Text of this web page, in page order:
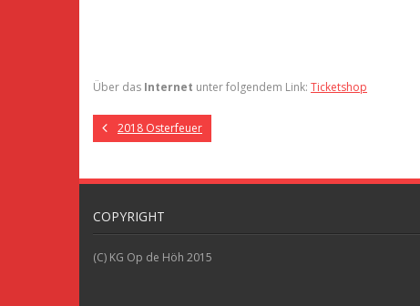
Über das Internet unter folgendem Link: Ticketshop
2018 Osterfeuer
COPYRIGHT
(C) KG Op de Höh 2015